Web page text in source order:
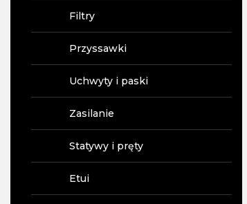
Filtry
Przyssawki
Uchwyty i paski
Zasilanie
Statywy i pręty
Etui